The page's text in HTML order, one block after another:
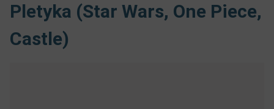
Pletyka (Star Wars, One Piece,
Castle)